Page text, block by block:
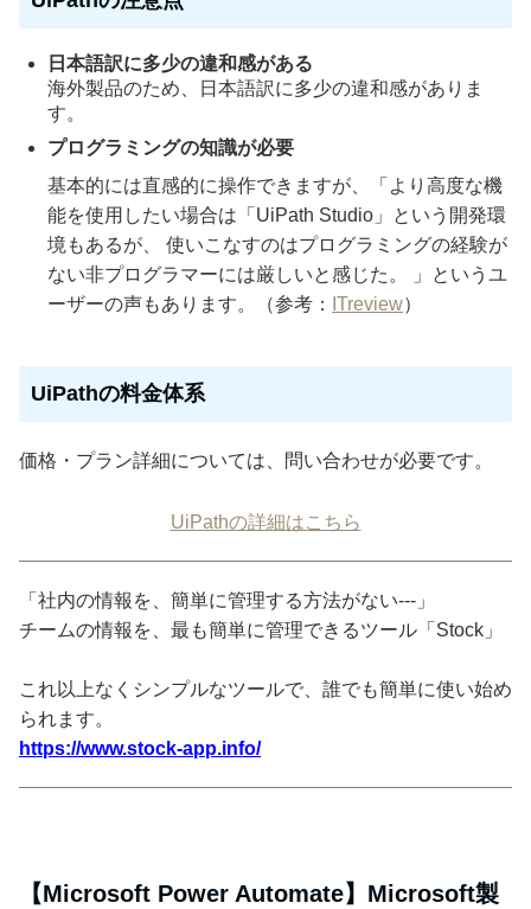
日本語訳に多少の違和感がある
海外製品のため、日本語訳に多少の違和感がありま
す。
プログラミングの知識が必要
基本的には直感的に操作できますが、「より高度な機
能を使用したい場合は「UiPath Studio」という開発環
境もあるが、 使いこなすのはプログラミングの経験が
ない非プログラマーには厳しいと感じた。 」というユ
ーザーの声もあります。（参考：
ITreview）
UiPathの料金体系
価格・プラン詳細については、問い合わせが必要です。
UiPathの詳細はこちら
「社内の情報を、簡単に管理する方法がない---」
チームの情報を、最も簡単に管理できるツール「Stock」
これ以上なくシンプルなツールで、誰でも簡単に使い始め
られます。
https://www.stock-app.info/
【Microsoft Power Automate】Microsoft製